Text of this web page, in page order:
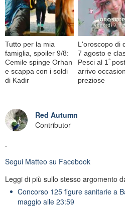
Tutto per la mia
famiglia, spoiler 9/8:
Cemile spinge Orhan
e scappa con i soldi
di Kadir
L'oroscopo di
7 agosto e
Pesci al 1ﾟ
arrivo
preziose
Red Autumn
Contributor
.
Segui Matteo su Facebook
Leggi di più sullo stesso argomento
Concorso 125 figure sanitarie a
maggio alle 23:59